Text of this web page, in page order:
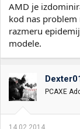
AMD je
kod nas
razmeru
modele.
PCAXE
14.02.2014.